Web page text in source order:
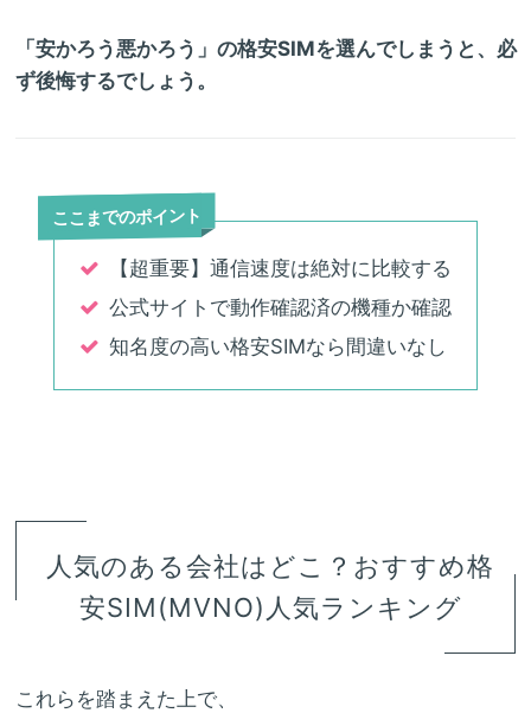
「安かろう悪かろう」の格安SIMを選んでしまうと、必
ず後悔するでしょう。
ここまでのポイント
【超重要】通信速度は絶対に比較する
公式サイトで動作確認済の機種か確認
知名度の高い格安SIMなら間違いなし
人気のある会社はどこ？おすすめ格
安SIM(MVNO)人気ランキング
これらを踏まえた上で、